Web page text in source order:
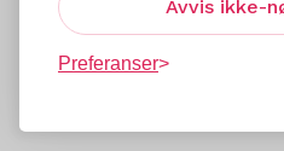
Avvis ikke-
Preferanser